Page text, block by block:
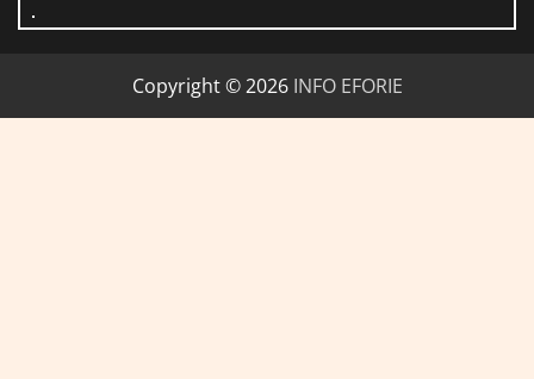
Copyright © 2026 INFO EFORIE